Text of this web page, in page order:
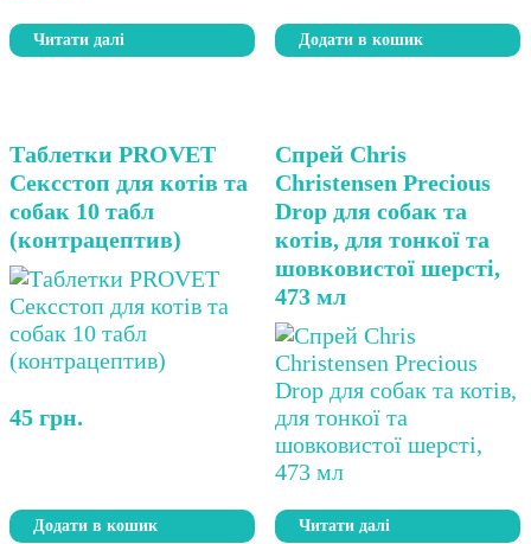
Читати далі Додати в кошик
Таблетки PROVET
Сексстоп для котів та
собак 10 табл
(контрацептив)
45 грн.
Додати в кошик
Спрей Chris
Christensen Precious
Drop для собак та
котів, для тонкої та
шовковистої шерсті,
473 мл
Читати далі